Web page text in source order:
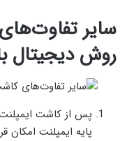
سایر
روش دیجیتال
پس از کاشت
پایه ایمپلنت امکان